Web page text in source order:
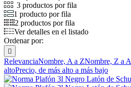
3 productos por fila
1 producto por fila
2 productos por fila
Ver detalles en el listado
Ordenar por:

RelevanciaNombre, A a ZNombre, Z a A
altoPrecio, de más alto a más bajo